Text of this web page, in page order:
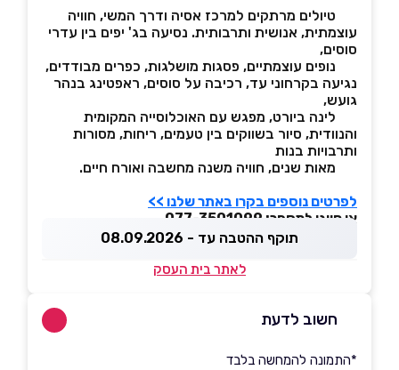
טיולים מרתקים למרכז אסיה ודרך המשי, חוויה
עוצמתית, אנושית ותרבותית. נסיעה בג' יפים בין עדרי
סוסים,
נופים עוצמתיים, פסגות מושלגות, כפרים מבודדים,
נגיעה בקרחוני עד, רכיבה על סוסים, ראפטינג בנהר
גועש,
לינה ביורט, מפגש עם האוכלוסייה המקומית
והנוודית, סיור בשווקים בין טעמים, ריחות, מסורות
ותרבויות בנות
מאות שנים, חוויה משנה מחשבה ואורח חיים.
לפרטים נוספים בקרו באתר שלנו >>
או חייגו למספר: 077-3501099
תוקף ההטבה עד - 08.09.2026
לאתר בית העסק
חשוב לדעת
*התמונה להמחשה בלבד